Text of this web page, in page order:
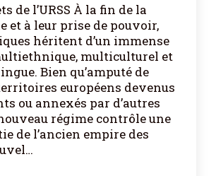
de l’URSS À la fin de la
et à leur prise de pouvoir,
héritent d’un immense
multiculturel et
Bien qu’amputé de
européens devenus
ou annexés par d’autres
régime contrôle une
de l’ancien empire des